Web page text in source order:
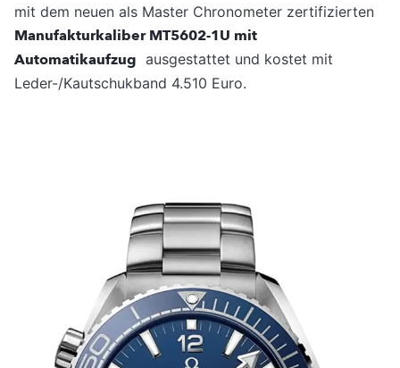
mit dem neuen als Master Chronometer zertifizierten
Manufakturkaliber MT5602-1U mit
Automatikaufzug ausgestattet und kostet mit
Leder-/Kautschukband 4.510 Euro.